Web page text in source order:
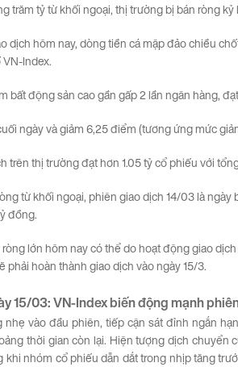
trăm tỷ từ khối ngoại, thị trường bị bán ròng kỷ
dịch hôm nay, dòng tiền cá mập đảo chiều
Index.
bất động sản cao gần gấp 2 lần ngân hàng,
ngày và giảm 6,25 điểm (tương ứng mức
trên thị trường đạt hơn 1.05 tỷ cổ phiếu với
từ khối ngoại, phiên giao dịch 14/03 là
đồng.
lớn hôm nay có thể do hoạt động giao
phải hoàn thành giao dịch vào ngày 15/3.
15/03:VN-Indexbiếnđộngmạnh
nhẹ vào đầu phiên, tiếp cận sát đỉnh ngắn
thời gian còn lại. Hiện tượng dịch
khi nhóm cổ phiếu dẫn dắt trong nhịp tăng